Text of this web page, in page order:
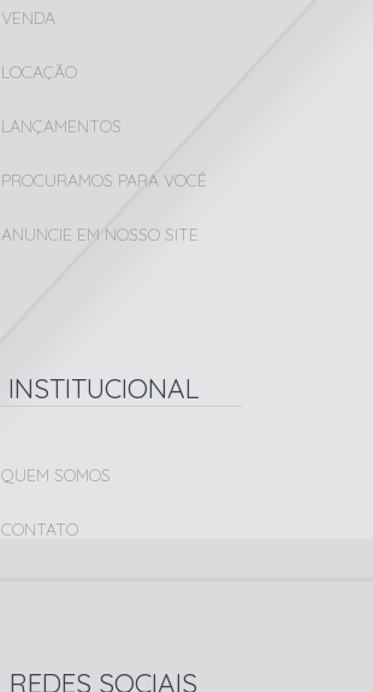
VENDA
LOCAÇÃO
LANÇAMENTOS
PROCURAMOS PARA VOCÊ
ANUNCIE EM NOSSO SITE
INSTITUCIONAL
QUEM SOMOS
CONTATO
REDES SOCIAIS